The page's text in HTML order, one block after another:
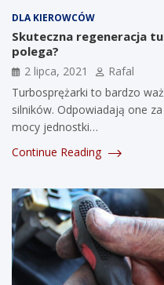
DLA KIEROWCÓW
Skuteczna regeneracja
polega?
2 lipca, 2021
Rafal
Turbosprężarki to bardzo
silników. Odpowiadają one
mocy jednostki…
Continue Reading